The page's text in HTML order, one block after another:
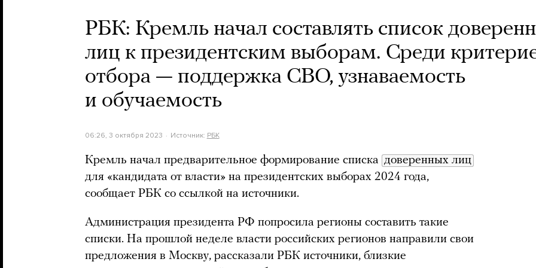
РБК: Кремль начал составлять список
лиц к президентским выборам. Среди
отбора — поддержка СВО, узнаваемость
и обучаемость
06:26, 3 октября 2023 Источник: РБК
Кремль начал предварительное формирование списка доверенных лиц
для «кандидата от власти» на президентских выборах 2024 года,
сообщает РБК со ссылкой на источники.
Администрация президента РФ попросила регионы составить такие
списки. На прошлой неделе власти российских регионов направили свои
предложения в Москву, рассказали РБК источники, близкие